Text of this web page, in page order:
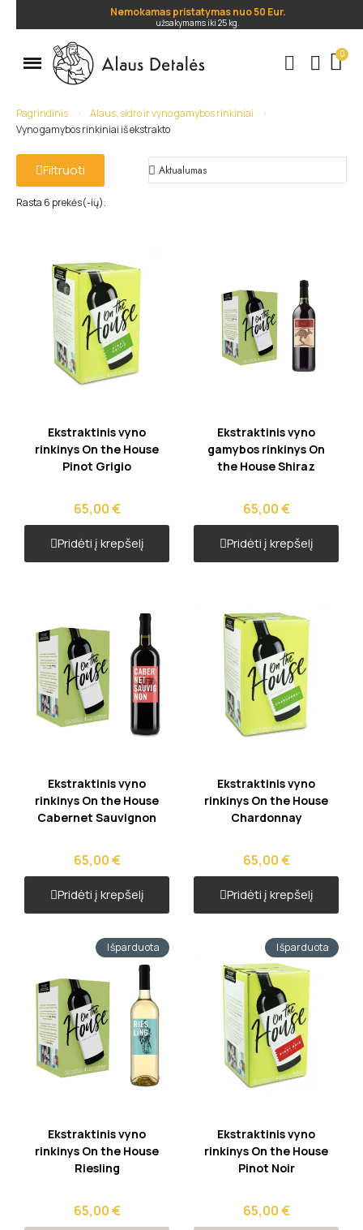
Nemokamas pristatymas nuo 50 Eur.
užsakymams iki 25 kg.
Pagrindinis
Alaus, sidro ir vyno gamybos rinkiniai
Vyno gamybos rinkiniai iš ekstrakto
Filtruoti
Rasta 6 prekės(-ių).
Greita peržiūra
Ekstraktinis vyno
rinkinys On the House
Pinot Grigio
65,00 €
Pridėti į krepšelį
Greita peržiūra
Ekstraktinis vyno
gamybos rinkinys On
the House Shiraz
65,00 €
Pridėti į krepšelį
Greita peržiūra
Ekstraktinis vyno
rinkinys On the House
Cabernet Sauvignon
65,00 €
Pridėti į krepšelį
Greita peržiūra
Ekstraktinis vyno
rinkinys On the House
Chardonnay
65,00 €
Pridėti į krepšelį
Greita peržiūra
Išparduota
Ekstraktinis vyno
rinkinys On the House
Riesling
65,00 €
Greita peržiūra
Išparduota
Ekstraktinis vyno
rinkinys On the House
Pinot Noir
65,00 €